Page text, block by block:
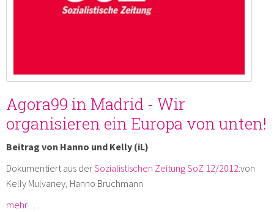
Agora99 in Madrid - Wir
organisieren ein Europa von unten!
Beitrag von Hanno und Kelly (iL)
Dokumentiert aus derSozialistischen Zeitung SoZ 12/2012:von
Kelly Mulvaney, Hanno Bruchmann
mehr …